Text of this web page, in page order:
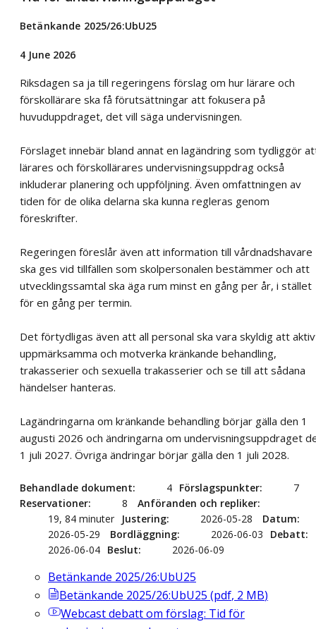
Betänkande 2025/26:UbU25
4 June 2026
Riksdagen sa ja till regeringens förslag om hur lärare och
förskollärare ska få förutsättningar att fokusera på
huvuduppdraget, det vill säga undervisningen.
Förslaget innebär bland annat en lagändring som tydliggör
lärares och förskollärares undervisningsuppdrag också
inkluderar planering och uppföljning. Även omfattningen av
tiden för de olika delarna ska kunna regleras genom
föreskrifter.
Regeringen föreslår även att information till vårdnadshavare
ska ges vid tillfällen som skolpersonalen bestämmer och att
utvecklingssamtal ska äga rum minst en gång per år, i stället
för en gång per termin.
Det förtydligas även att all personal ska vara skyldig att
uppmärksamma och motverka kränkande behandling,
trakasserier och sexuella trakasserier och se till att sådana
händelser hanteras.
Lagändringarna om kränkande behandling börjar gälla den 1
augusti 2026 och ändringarna om undervisningsuppdraget
1 juli 2027. Övriga ändringar börjar gälla den 1 juli 2028.
Behandlade dokument 4 Förslagspunkter
7
Reservationer
8
Anföranden och repliker
19, 84 minuter
Justering 2026-05-28
Datum
2026-05-29
Bordläggning 2026-06-03
Debatt
2026-06-04 Beslut 2026-06-09
Betänkande 2025/26:UbU25
Betänkande 2025/26:UbU25 (pdf, 2 MB)
Webcastdebatt om förslag: Tid för